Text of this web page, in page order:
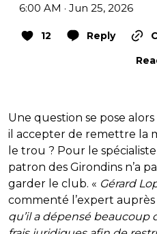
6:00 AM · Jun 25, 2026
12 Reply
Une question se pose
il accepter de remettre la
le trou ? Pour le
patron des Girondins n’a
garder le club. « Gérard
commenté l’expert
qu’il a dépensé beaucoup